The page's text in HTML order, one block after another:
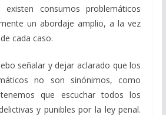
existen consumos problemáticos
un abordaje amplio, a la vez
cada caso.
y dejar aclarado que los
no son sinónimos, como
que escuchar todos los
y punibles por la ley penal.